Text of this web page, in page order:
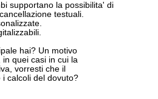
supportano la possibilita' di
testuali.
hai? Un motivo
quei casi in cui la
vorresti che il
calcoli del dovuto?